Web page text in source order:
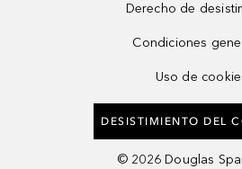
Derecho de
Condiciones
Uso de
DESISTIMIENTO DEL
© 2026 Douglas